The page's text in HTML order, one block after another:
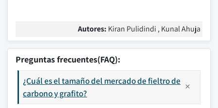
Autores: Kiran Pulidindi , Kunal Ahuja
Preguntas frecuentes(FAQ):
¿Cuál es el tamaño del mercado de fieltro de
carbono y grafito?